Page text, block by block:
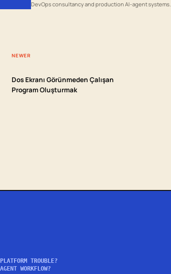
DevOps consultancy and production AI-agent systems.
NEWER
Dos Ekranı Görünmeden Çalışan
Program Oluşturmak
PLATFORM TROUBLE?
AGENT WORKFLOW?